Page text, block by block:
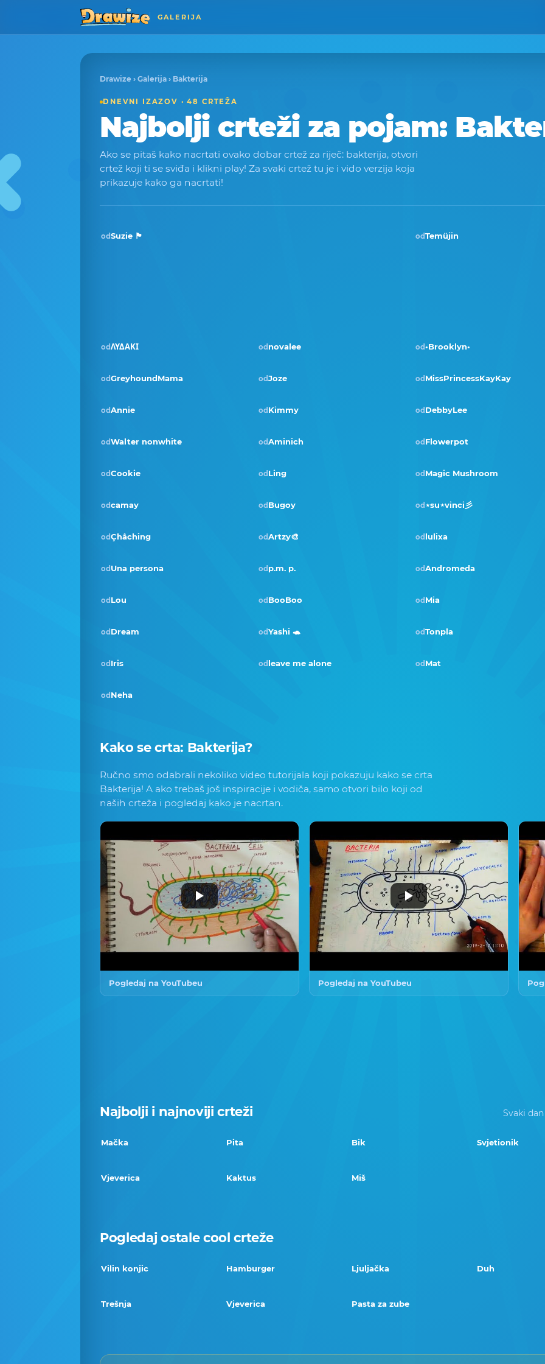
GALERIJA
Drawize › Galerija › Bakterija
DNEVNI IZAZOV · 48 CRTEŽA
Najbolji crteži za pojam:
Ako se pitaš kako nacrtati ovako dobar crtež za riječ: bakterija, otvori
crtež koji ti se sviđa i klikni play! Za svaki crtež tu je i vido verzija koja
prikazuje kako ga nacrtati!
Pobjednik · tra 2026
odSuzie 🏴󠁧󠁢󠁳󠁣󠁴󠁿 odTemüjin
odΛΥΔΑΚΙ od novalee od•Brooklyn•
odGreyhoundMama odJoze od MissPrincessKayKay
odAnnie Pobjednik · lip 2024
od Kimmy od DebbyLee
odWalter nonwhite odAminich od Flowerpot
odCookie od Ling od Magic Mushroom
odcamay Pobjednik · kol 2022
od Bugoy od ⋆su⋆vinci彡
odÇhåching odArtzy🎨 od lulixa
od Una persona od p.m. p. odAndromeda
od Lou Pobjednik · sij 2021
od BooBoo od Mia
od Dream odYashi 🐢 odTonpla
od Iris od leave me alone od Mat
od Neha
Kako se crta: Bakterija?
Ručno smo odabrali nekoliko video tutorijala koji pokazuju kako se crta
Bakterija! A ako trebaš još inspiracije i vodiča, samo otvori bilo koji od
naših crteža i pogledaj kako je nacrtan.
Pogledaj na YouTubeu Pogledaj na YouTubeu
Najbolji i najnoviji crteži Svaki
Mačka Pita Bik Svjetionik
Vjeverica Kaktus Miš
Pogledaj ostale cool crteže
Vilin konjic Hamburger Ljuljačka Duh
Trešnja Vjeverica Pasta za zube